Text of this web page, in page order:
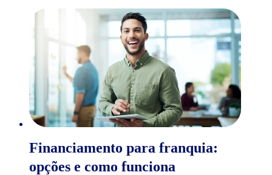
Financiamento para franquia:
opções e como funciona